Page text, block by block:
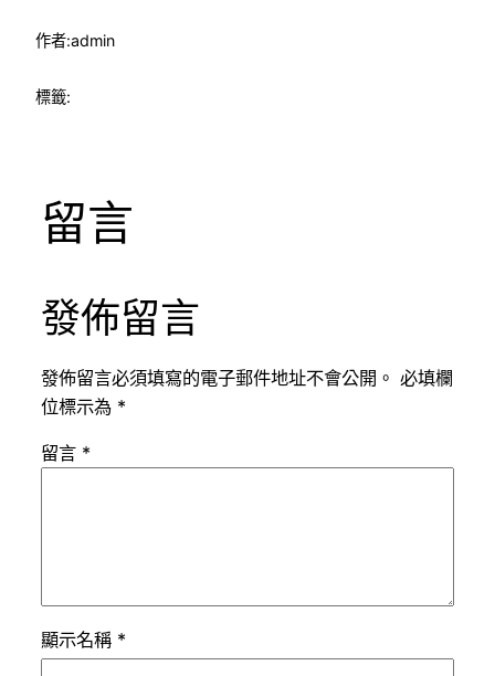
作者:admin
標籤:
留言
發佈留言
發佈留言必須填寫的電子郵件地址不會公開。 必填欄
位標示為 *
留言 *
顯示名稱 *